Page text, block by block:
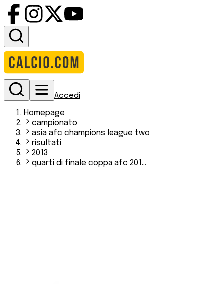
Accedi
Homepage
campionato
asia afc champions league two
risultati
2013
quarti di finale coppa afc 201...